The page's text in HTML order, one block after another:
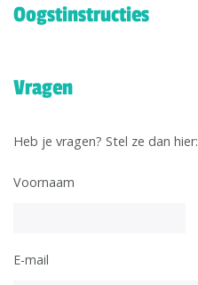
Oogstinstructies
Vragen
Heb je vragen? Stel ze dan hier:
Voornaam
E-mail